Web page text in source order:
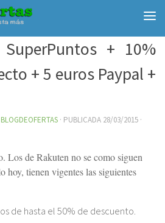
+ 10%
+ 5 euros Paypal +
· PUBLICADA 28/03/2015 ·
Los de Rakuten no se como siguen
hoy, tienen vigentes las siguientes
de hasta el 50% de descuento.